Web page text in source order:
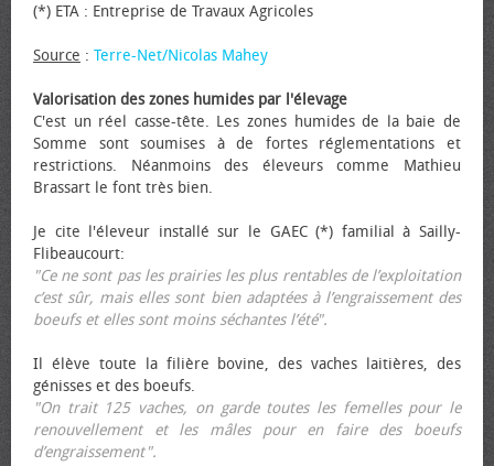
(*) ETA : Entreprise de Travaux Agricoles
Source : Terre-Net/Nicolas Mahey
Valorisation des zones humides par l'élevage
C'est un réel casse-tête. Les zones humides de la baie de
Somme sont soumises à de fortes réglementations et
restrictions. Néanmoins des éleveurs comme Mathieu
Brassart le font très bien.
Je cite l'éleveur installé sur le GAEC (*) familial à Sailly-
Flibeaucourt:
"Ce ne sont pas les prairies les plus rentables de l’exploitation
c’est sûr, mais elles sont bien adaptées à l’engraissement des
bœufs et elles sont moins séchantes l’été".
Il élève toute la filière bovine, des vaches laitières, des
génisses et des bœufs.
"On trait 125 vaches, on garde toutes les femelles pour le
renouvellement et les mâles pour en faire des bœufs
d’engraissement".